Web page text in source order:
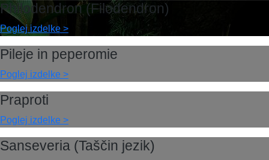
Philodendron (Filodendron)
Poglej izdelke >
Pileje in peperomie
Poglej izdelke >
Praproti
Poglej izdelke >
Sanseveria (Taščin jezik)